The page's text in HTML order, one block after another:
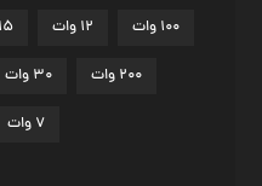
۱۰۰ وات ۱۲ وات ۱۵ وات
۲۰۰ وات ۳۰ وات
۷ وات